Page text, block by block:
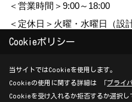
＜営業時間＞9:00～18:00
＜定休日＞火曜・水曜日（設
Copyright (c) housesupport. All
Produced byゴデスクリエイト
Cookieポリシー
当サイトではCookieを使用します。
Cookieの使用に関する詳細は 「プライ
Cookieを受け入れるか拒否するか選択し